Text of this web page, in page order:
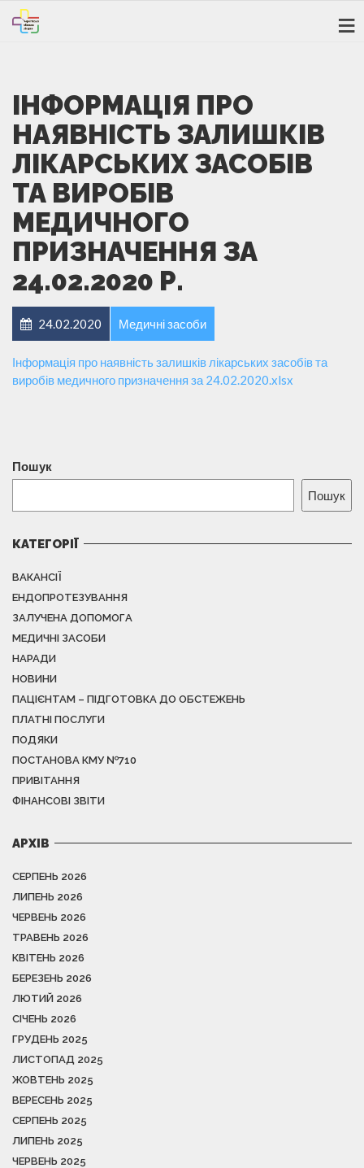
ІНФОРМАЦІЯ ПРО
НАЯВНІСТЬ ЗАЛИШКІВ
ЛІКАРСЬКИХ ЗАСОБІВ
ТА ВИРОБІВ
МЕДИЧНОГО
ПРИЗНАЧЕННЯ ЗА
24.02.2020 Р.
24.02.2020 Медичні засоби
Інформація про наявність залишків лікарських засобів та
виробів медичного призначення за 24.02.2020.xlsx
Пошук
Пошук
КАТЕГОРІЇ
ВАКАНСІЇ
ЕНДОПРОТЕЗУВАННЯ
ЗАЛУЧЕНА ДОПОМОГА
МЕДИЧНІ ЗАСОБИ
НАРАДИ
НОВИНИ
ПАЦІЄНТАМ – ПІДГОТОВКА ДО ОБСТЕЖЕНЬ
ПЛАТНІ ПОСЛУГИ
ПОДЯКИ
ПОСТАНОВА КМУ №710
ПРИВІТАННЯ
ФІНАНСОВІ ЗВІТИ
АРХІВ
СЕРПЕНЬ 2026
ЛИПЕНЬ 2026
ЧЕРВЕНЬ 2026
ТРАВЕНЬ 2026
КВІТЕНЬ 2026
БЕРЕЗЕНЬ 2026
ЛЮТИЙ 2026
СІЧЕНЬ 2026
ГРУДЕНЬ 2025
ЛИСТОПАД 2025
ЖОВТЕНЬ 2025
ВЕРЕСЕНЬ 2025
СЕРПЕНЬ 2025
ЛИПЕНЬ 2025
ЧЕРВЕНЬ 2025